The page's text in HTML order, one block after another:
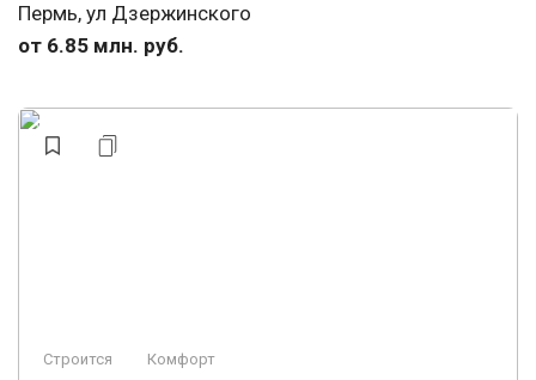
Пермь, ул Дзержинского
от 6.85 млн. руб.
Строится Комфорт